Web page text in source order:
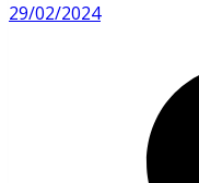
29/02/2024